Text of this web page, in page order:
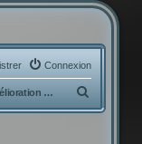
Connexion
Amélioration - Construction
e